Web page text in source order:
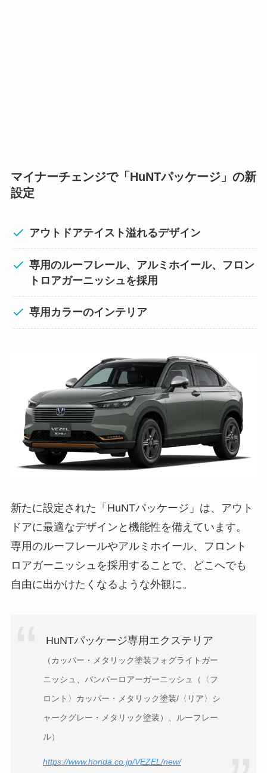
マイナーチェンジで「HuNTパッケージ」の新
設定
アウトドアテイスト溢れるデザイン
専用のルーフレール、アルミホイール、フロン
トロアガーニッシュを採用
専用カラーのインテリア
新たに設定された「HuNTパッケージ」は、アウト
ドアに最適なデザインと機能性を備えています。
専用のルーフレールやアルミホイール、フロント
ロアガーニッシュを採用することで、どこへでも
自由に出かけたくなるような外観に。
HuNTパッケージ専用エクステリア
（カッパー・メタリック塗装フォグライトガー
ニッシュ、バンパーロアーガーニッシュ（〈フ
ロント〉カッパー・メタリック塗装/〈リア〉シ
ャークグレー・メタリック塗装）、ルーフレー
ル）
https://www.honda.co.jp/VEZEL/new/